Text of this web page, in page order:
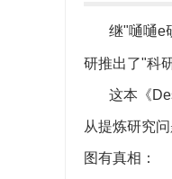
继"嗵嗵e
研推出了"科
这本《
从提炼研究
图有真相：